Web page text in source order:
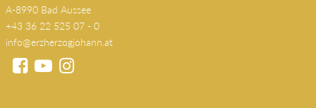
A-8990 Bad Aussee
+43 36 22 525 07 - 0
info@erzherzogjohann.at